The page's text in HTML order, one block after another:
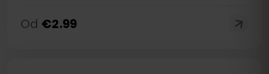
Od €2.99